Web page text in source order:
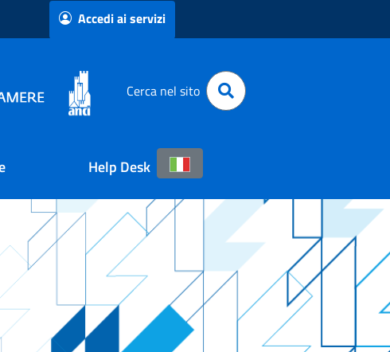
Accedi ai servizi
Cerca nel sito
Help Desk